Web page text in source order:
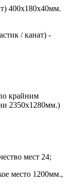
400х180х40мм.
/ канат) -
крайним
2350х1280мм.)
мест 24;
место 1200мм.,